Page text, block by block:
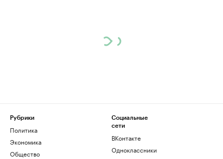
Рубрики
Политика
Экономика
Общество
Социальные
сети
ВКонтакте
Одноклассники